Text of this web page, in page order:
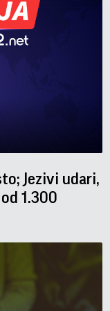
Jezivi udari,
1.300